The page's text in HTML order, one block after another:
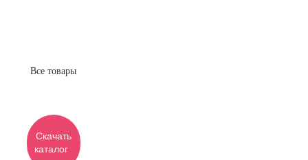
Все товары
Скачать
каталог